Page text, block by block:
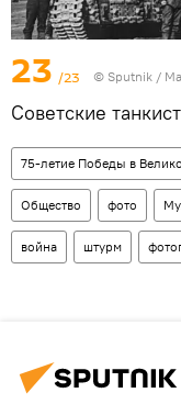
23 /23 © Sputnik /
Советские
75-летие Победы в
Общество фото
война штурм